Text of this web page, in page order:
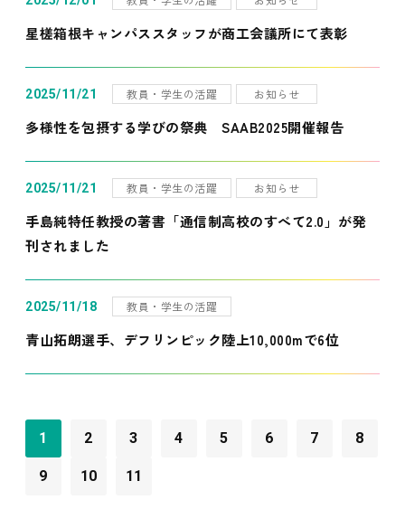
星槎箱根キャンパススタッフが商工会議所にて表彰
2025/11/21 教員・学生の活躍 お知らせ
多様性を包摂する学びの祭典 SAAB2025開催報告
2025/11/21 教員・学生の活躍 お知らせ
手島純特任教授の著書「通信制高校のすべて2.0」が発
刊されました
2025/11/18 教員・学生の活躍
青山拓朗選手、デフリンピック陸上10,000mで6位
1 2 3 4 5 6 7 8
9 10 11